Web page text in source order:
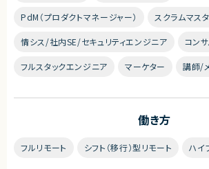
PdM（プロダクトマネージャー） スクラムマス
情シス/社内SE/セキュリティエンジニア コン
フルスタックエンジニア マーケター 講師/
働き方
フルリモート シフト（移行）型リモート ハイ